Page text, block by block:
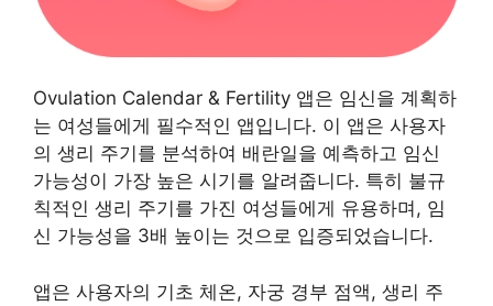
Ovulation Calendar & Fertility 앱은 임신을 계획하
는 여성들에게 필수적인 앱입니다. 이 앱은 사용자
의 생리 주기를 분석하여 배란일을 예측하고 임신
가능성이 가장 높은 시기를 알려줍니다. 특히 불규
칙적인 생리 주기를 가진 여성들에게 유용하며, 임
신 가능성을 3배 높이는 것으로 입증되었습니다.
앱은 사용자의 기초 체온, 자궁 경부 점액, 생리 주